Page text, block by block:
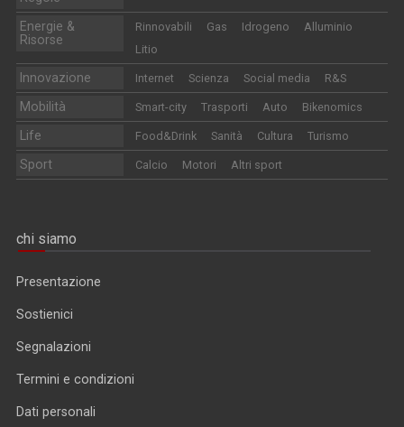
Energie &
Risorse
Rinnovabili Gas Idrogeno
Alluminio
Litio
Innovazione Internet Scienza Social media R&S
Mobilità Smart-city Trasporti Auto Bikenomics
Life Food&Drink Sanità Cultura Turismo
Sport Calcio Motori Altri sport
chi siamo
Presentazione
Sostienici
Segnalazioni
Termini e condizioni
Dati personali